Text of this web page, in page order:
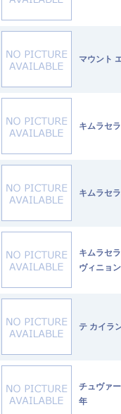
マウント
キムラセ
キムラセ
キムラセ
ヴィニョ
テ カイ
チュヴァ
年